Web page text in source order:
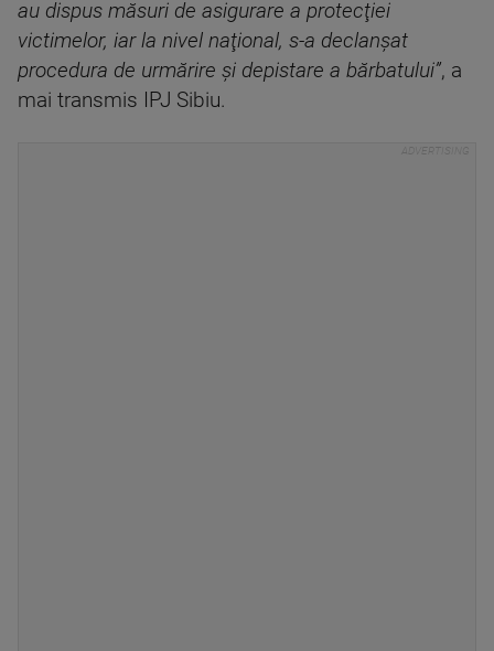
au dispus măsuri de asigurare a protecţiei
victimelor, iar la nivel naţional, s-a declanşat
procedura de urmărire şi depistare a bărbatului”, a
mai transmis IPJ Sibiu.